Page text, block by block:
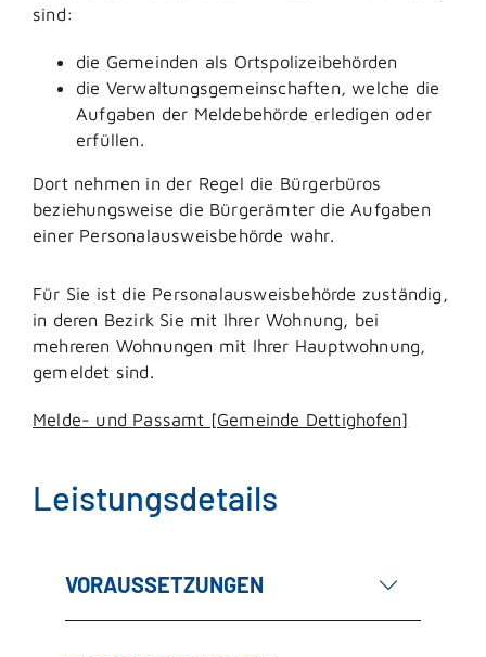
sind:
die Gemeinden als Ortspolizeibehörden
die Verwaltungsgemeinschaften, welche die
Aufgaben der Meldebehörde erledigen oder
erfüllen.
Dort nehmen in der Regel die Bürgerbüros
beziehungsweise die Bürgerämter die Aufgaben
einer Personalausweisbehörde wahr.
Für Sie ist die Personalausweisbehörde zuständig,
in deren Bezirk Sie mit Ihrer Wohnung, bei
mehreren Wohnungen mit Ihrer Hauptwohnung,
gemeldet sind.
Melde- und Passamt [Gemeinde Dettighofen]
Leistungsdetails
VORAUSSETZUNGEN